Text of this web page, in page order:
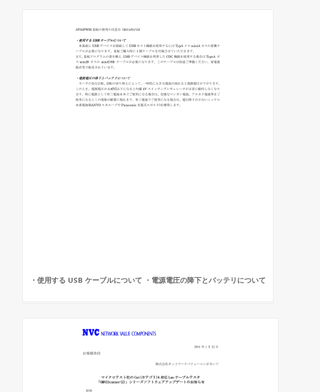
・使用する USB ケーブルについて ・電源電圧の降下とバッテリについて